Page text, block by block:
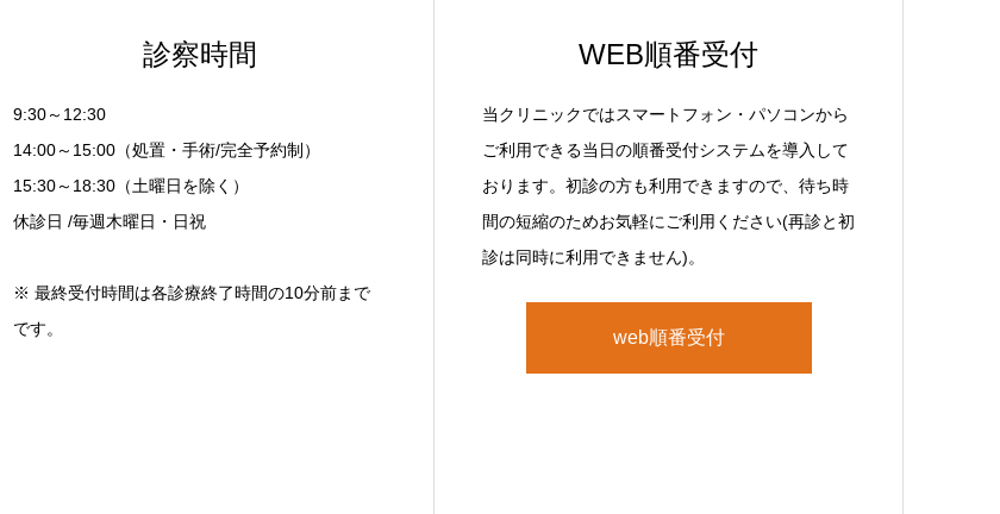
診察時間
9:30～12:30
14:00～15:00（処置・手術/完全予約制）
15:30～18:30（土曜日を除く）
休診日 /毎週木曜日・日祝
※ 最終受付時間は各診療終了時間の10分前まで
です。
WEB順番受付
当クリニックではスマートフォン・パソコンから
ご利用できる当日の順番受付システムを導入して
おります。初診の方も利用できますので、待ち時
間の短縮のためお気軽にご利用ください(再診と初
診は同時に利用できません)。
web順番受付